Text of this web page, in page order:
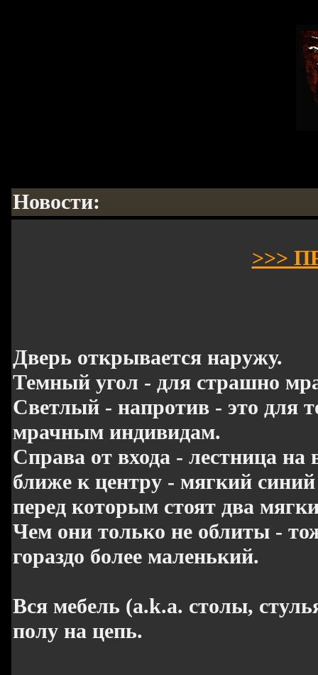
Новости:
>>>
Дверь открывается наружу.
Темный угол - для страшно
Светлый - напротив - это для
мрачным индивидам.
Справа от входа - лестница
ближе к центру - мягкий
перед которым стоят два
Чем они только не облиты -
гораздо более маленький.
Вся мебель (a.k.a. столы,
полу на цепь.